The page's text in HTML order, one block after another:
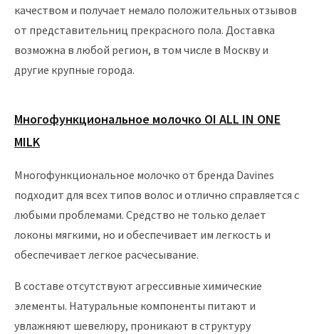
качеством и получает немало положительных отзывов
от представительниц прекрасного пола. Доставка
возможна в любой регион, в том числе в Москву и
другие крупные города.
Многофункциональное молочко OI ALL IN ONE
MILK
Многофункциональное молочко от бренда Davines
подходит для всех типов волос и отлично справляется с
любыми проблемами. Средство не только делает
локоны мягкими, но и обеспечивает им легкость и
обеспечивает легкое расчесывание.
В составе отсутствуют агрессивные химические
элементы. Натуральные компоненты питают и
увлажняют шевелюру, проникают в структуру